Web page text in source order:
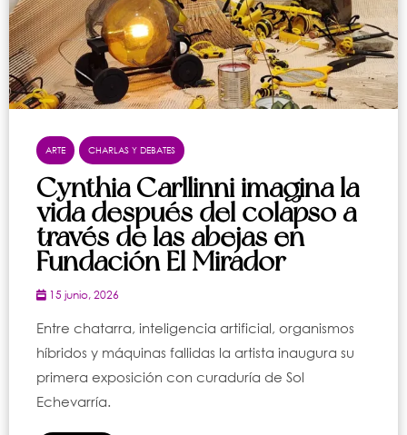
ARTE CHARLAS Y DEBATES
Cynthia Carllinni imagina la
vida después del colapso a
través de las abejas en
Fundación El Mirador
15 junio, 2026
Entre chatarra, inteligencia artificial, organismos
híbridos y máquinas fallidas la artista inaugura su
primera exposición con curaduría de Sol
Echevarría.